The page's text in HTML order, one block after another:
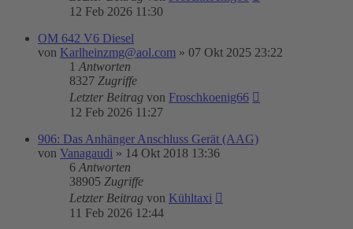
12 Feb 2026 11:30
OM 642 V6 Diesel
von Karlheinzmg@aol.com » 07 Okt 2025 23:22
1 Antworten
8327 Zugriffe
Letzter Beitrag von Froschkoenig66
12 Feb 2026 11:27
906: Das Anhänger Anschluss Gerät (AAG)
von Vanagaudi » 14 Okt 2018 13:36
6 Antworten
38905 Zugriffe
Letzter Beitrag von Kühltaxi
11 Feb 2026 12:44